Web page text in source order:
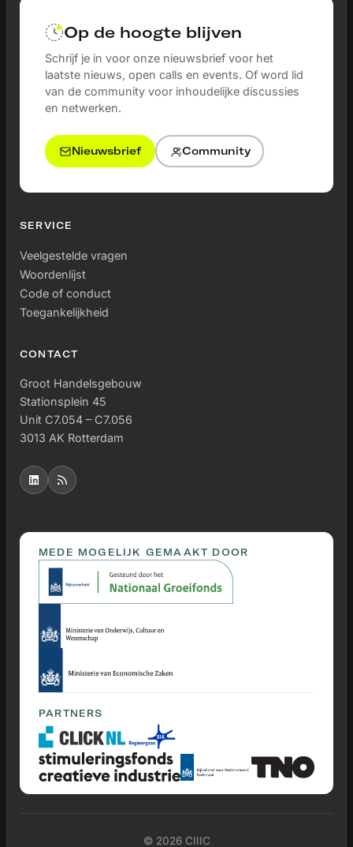
Op de hoogte blijven
Schrijf je in voor onze nieuwsbrief voor het
laatste nieuws, open calls en events. Of word lid
van de community voor inhoudelijke discussies
en netwerken.
Nieuwsbrief Community
SERVICE
Veelgestelde vragen
Woordenlijst
Code of conduct
Toegankelijkheid
CONTACT
Groot Handelsgebouw
Stationsplein 45
Unit C7.054 – C7.056
3013 AK Rotterdam
MEDE MOGELIJK GEMAAKT DOOR
PARTNERS
© 2026 CIIIC